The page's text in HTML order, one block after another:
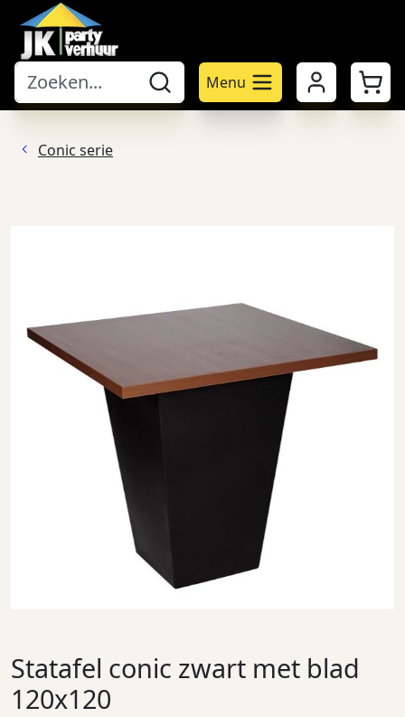
Menu Mijn account
Conic serie
Statafel conic zwart met blad
120x120